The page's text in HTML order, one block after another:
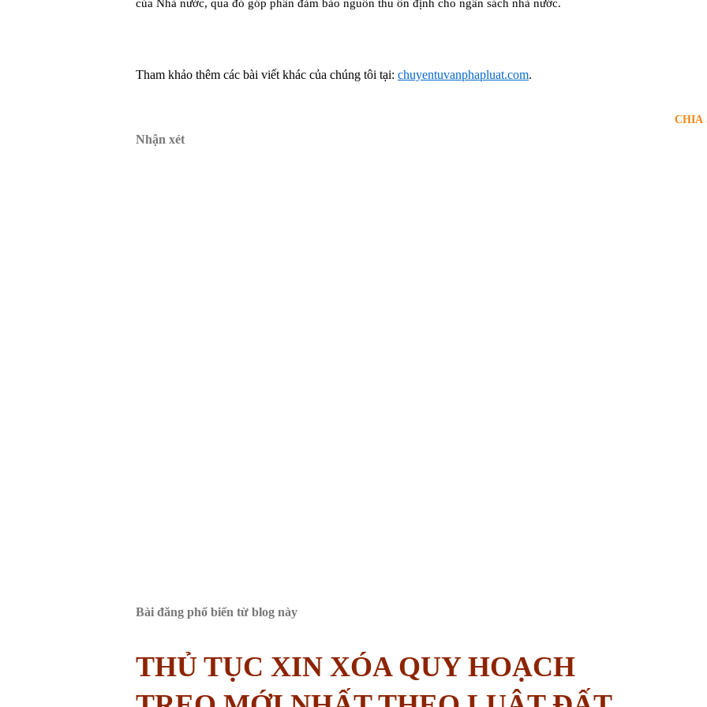
của Nhà nước, qua đó góp phần đảm bảo nguồn thu ổn định cho ngân sách nhà nước.
Tham khảo thêm các bài viết khác của chúng tôi tại: chuyentuvanphapluat.com.
CHIA
Nhận xét
Bài đăng phổ biến từ blog này
THỦ TỤC XIN XÓA QUY HOẠCH